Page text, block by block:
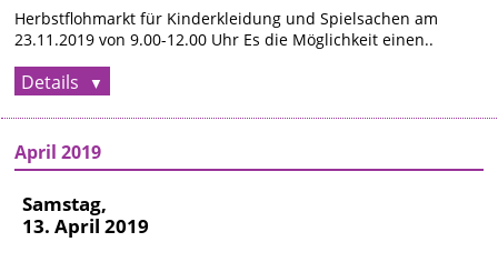
Herbstflohmarkt für Kinderkleidung und Spielsachen am
23.11.2019 von 9.00-12.00 Uhr Es die Möglichkeit einen..
Details
April 2019
Samstag,
13. April 2019